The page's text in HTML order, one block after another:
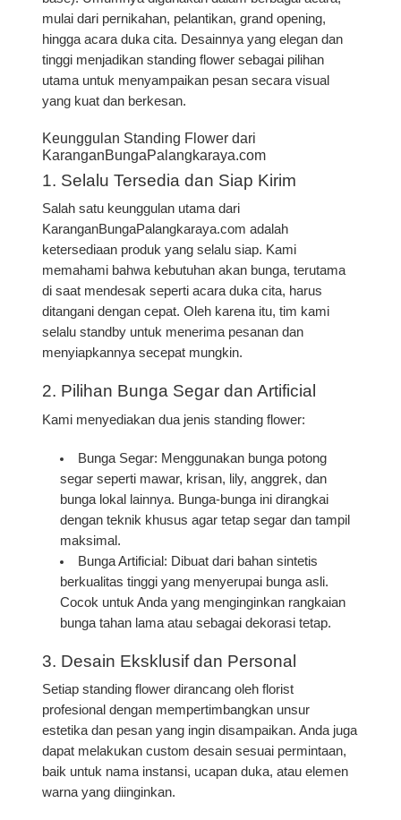
mulai dari pernikahan, pelantikan, grand opening,
hingga acara duka cita. Desainnya yang elegan dan
tinggi menjadikan standing flower sebagai pilihan
utama untuk menyampaikan pesan secara visual
yang kuat dan berkesan.
Keunggulan Standing Flower dari
KaranganBungaPalangkaraya.com
1. Selalu Tersedia dan Siap Kirim
Salah satu keunggulan utama dari
KaranganBungaPalangkaraya.com adalah
ketersediaan produk yang selalu siap. Kami
memahami bahwa kebutuhan akan bunga, terutama
di saat mendesak seperti acara duka cita, harus
ditangani dengan cepat. Oleh karena itu, tim kami
selalu standby untuk menerima pesanan dan
menyiapkannya secepat mungkin.
2. Pilihan Bunga Segar dan Artificial
Kami menyediakan dua jenis standing flower:
Bunga Segar: Menggunakan bunga potong
segar seperti mawar, krisan, lily, anggrek, dan
bunga lokal lainnya. Bunga-bunga ini dirangkai
dengan teknik khusus agar tetap segar dan tampil
maksimal.
Bunga Artificial : Dibuat dari bahan sintetis
berkualitas tinggi yang menyerupai bunga asli.
Cocok untuk Anda yang menginginkan rangkaian
bunga tahan lama atau sebagai dekorasi tetap.
3. Desain Eksklusif dan Personal
Setiap standing flower dirancang oleh florist
profesional dengan mempertimbangkan unsur
estetika dan pesan yang ingin disampaikan. Anda juga
dapat melakukancustom desain sesuai permintaan,
baik untuk nama instansi, ucapan duka, atau elemen
warna yang diinginkan.